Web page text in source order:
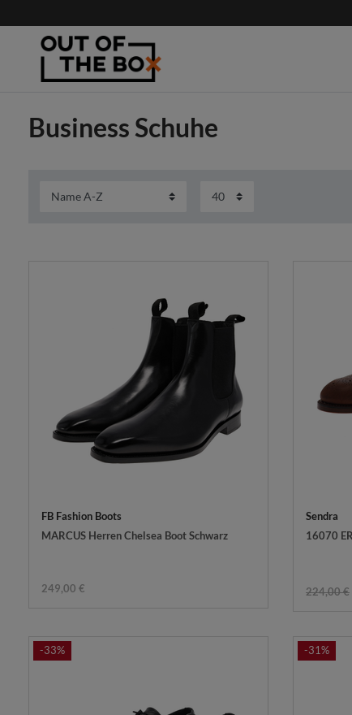
Business Schuhe
FB Fashion Boots
MARCUS Herren Chelsea Boot Schwarz
249,00 €
Sendra
16070
224,00 €
-33% -31%